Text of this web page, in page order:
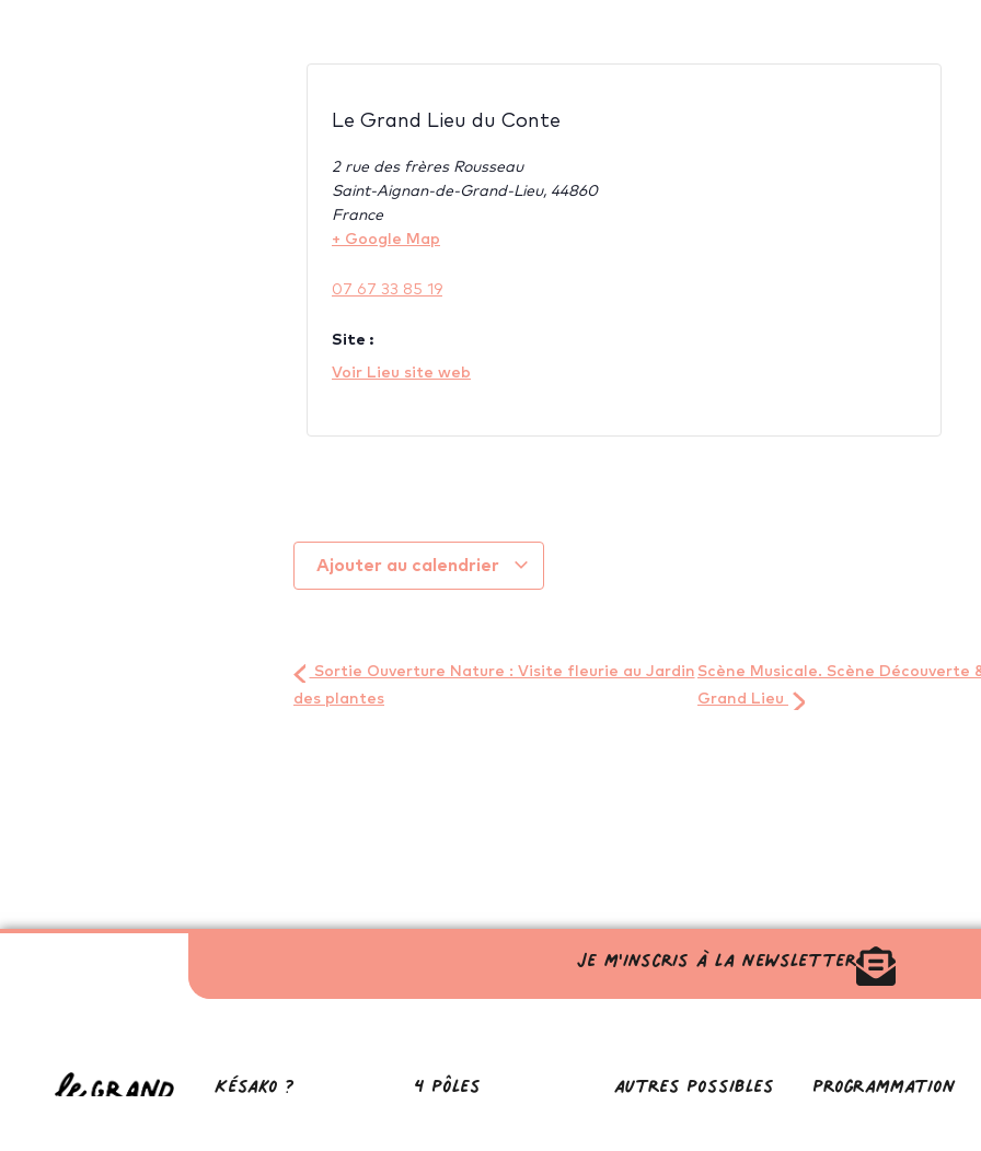
Le Grand Lieu du Conte
2 rue des frères Rousseau
Saint-Aignan-de-Grand-Lieu, 44860
France
+ Google Map
07 67 33 85 19
Site :
Voir Lieu site web
Ajouter au calendrier
Sortie Ouverture Nature : Visite fleurie au Jardin
des plantes
Scène Musicale. Scène Découverte
Grand Lieu
Je m'inscris à la newsletter
Késako ? 4 pôles autres possibles programmation